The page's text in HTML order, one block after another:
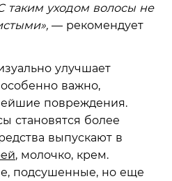
таким уходом волосы не
— рекомендует
улучшает
особенно важно,
повреждения.
становятся более
выпускают в
, молочко, крем.
подсушенные, но еще